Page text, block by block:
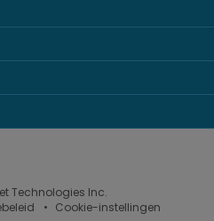
Technologies Inc.
Cookie-instellingen